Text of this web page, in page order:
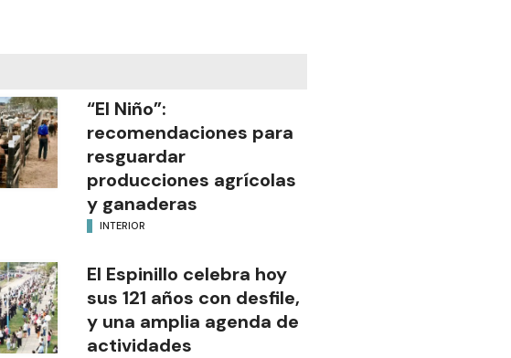
“El Niño”:
recomendaciones para
resguardar
producciones agrícolas
y ganaderas
INTERIOR
El Espinillo celebra hoy
sus 121 años con desfile,
y una amplia agenda de
actividades